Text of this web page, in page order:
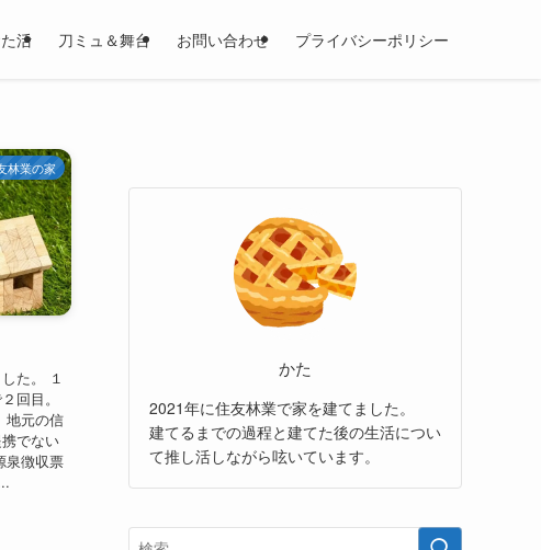
活 刀ミュ＆舞台 お問い合わせ プライバシーポリシー
林業の家
た。 １
回目。
地元の信
でない
泉徴収票
かた
2021年に住友林業で家を建てました。
建てるまでの過程と建てた後の生活につい
て推し活しながら呟いています。